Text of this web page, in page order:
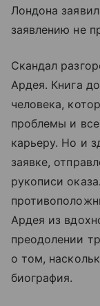
Лондона
заявлению не
Скандал
Ардея. Книга
человека,
проблемы и
карьеру. Но и
заявке,
рукописи
Ардея из
преодолении
о том,
биография.